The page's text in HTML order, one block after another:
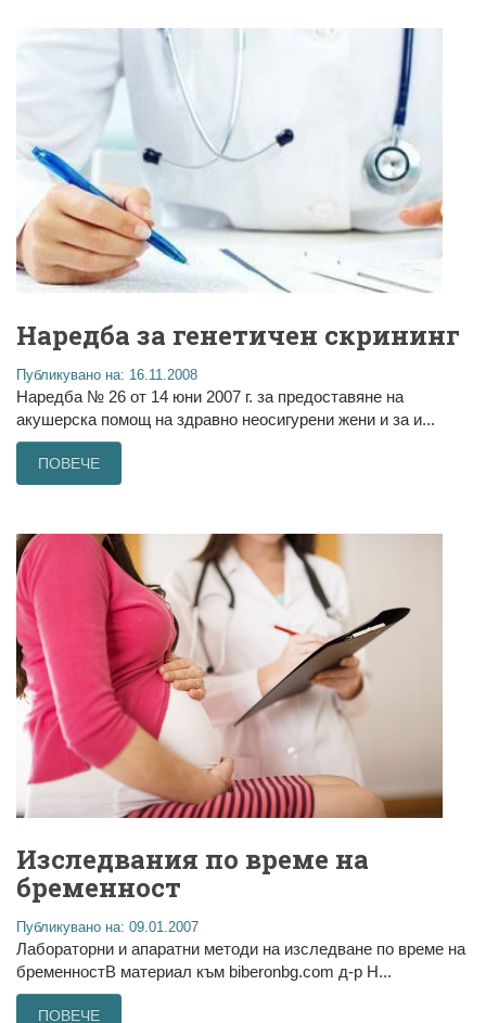
Наредба за генетичен скрининг
Публикувано на: 16.11.2008
Наредба № 26 от 14 юни 2007 г. за предоставяне на
акушерска помощ на здравно неосигурени жени и за и...
ПОВЕЧЕ
Изследвания по време на
бременност
Публикувано на: 09.01.2007
Лабораторни и апаратни методи на изследване по време на
бременностВ материал към biberonbg.com д-р Н...
ПОВЕЧЕ